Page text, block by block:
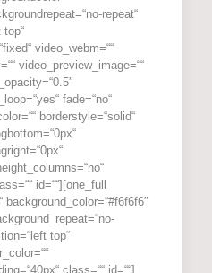
repeat“
video_webm=““
video_preview_image=““
fade=“no“
borderstyle=“solid“
id=““][one_full
background_color=“#f6f6f6″
top“
class=““ id=““]